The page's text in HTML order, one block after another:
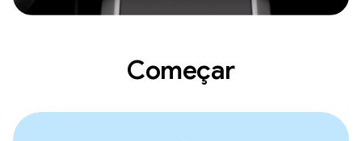
Começar